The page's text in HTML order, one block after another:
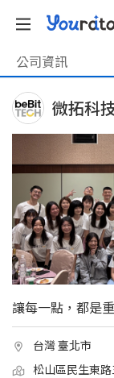
公司資訊
微拓科
讓每一點，都是
台灣 臺北市
松山區民生東